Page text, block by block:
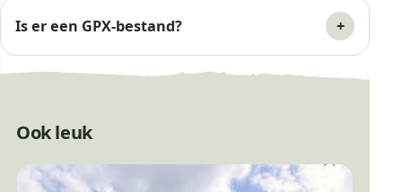
Is er een GPX-bestand?
Ook leuk